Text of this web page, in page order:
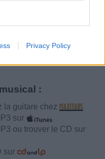
Privacy Policy
:
la guitare chez
sur
ou trouver le CD sur
sur